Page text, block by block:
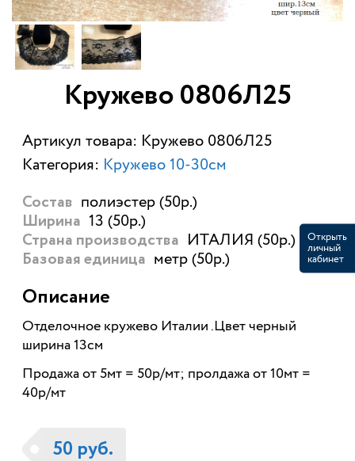
Кружево 0806Л25
Артикул товара: Кружево 0806Л25
Категория: Кружево 10-30см
Состав полиэстер (50р.)
Ширина 13 (50р.)
Страна производства ИТАЛИЯ (50р.)
Базовая единица метр (50р.)
Описание
Отделочное кружево Италии .Цвет черный
ширина 13см
Продажа от 5мт = 50р/мт; пролдажа от 10мт =
40р/мт
50 руб.
Открыть
личный
кабинет